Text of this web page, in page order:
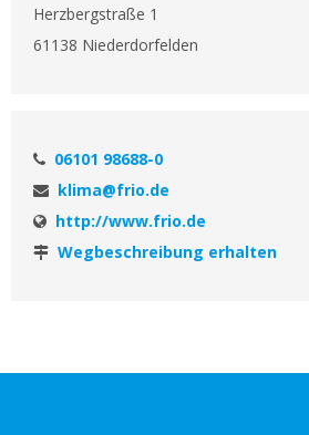
Herzbergstraße 1
61138 Niederdorfelden
06101 98688-0
klima@frio.de
http://www.frio.de
Wegbeschreibung erhalten